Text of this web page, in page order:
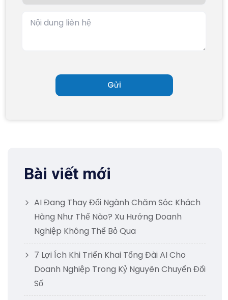
Bài viết mới
AI Đang Thay Đổi Ngành Chăm Sóc Khách
Hàng Như Thế Nào? Xu Hướng Doanh
Nghiệp Không Thể Bỏ Qua
7 Lợi Ích Khi Triển Khai Tổng Đài AI Cho
Doanh Nghiệp Trong Kỷ Nguyên Chuyển Đổi
Số